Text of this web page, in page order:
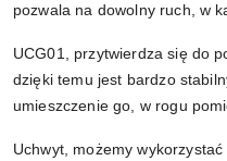
pozwala na dowolny ruch, w
UCG01, przytwierdza się do
dzięki temu jest bardzo
umieszczenie go, w rogu
Uchwyt, możemy